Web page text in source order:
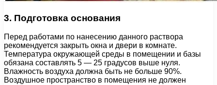
3. Подготовка основания
Перед работами по нанесению данного раствора
рекомендуется закрыть окна и двери в комнате.
Температура окружающей среды в помещении и базы
обязана составлять 5 — 25 градусов выше нуля.
Влажность воздуха должна быть не больше 90%.
Воздушное пространство в помещения не должен